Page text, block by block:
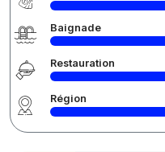
Baignade
Restauration
Région